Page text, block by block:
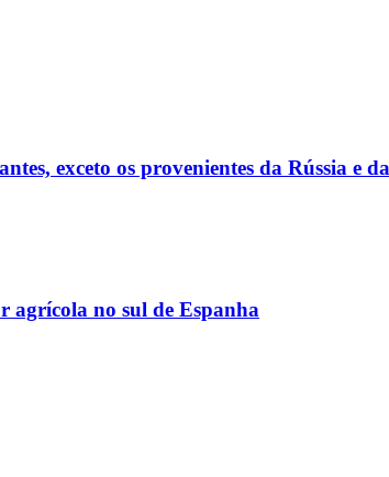
exceto os provenientes da Rússia e
agrícola no sul de Espanha